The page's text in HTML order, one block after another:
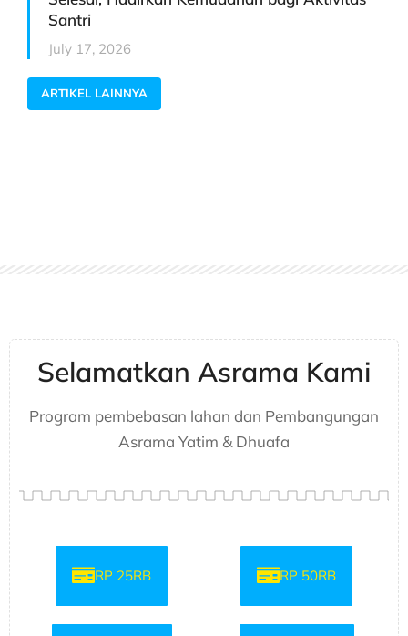
Santri
July 17, 2026
ARTIKEL LAINNYA
Selamatkan Asrama Kami
Program pembebasan lahan dan Pembangungan
Asrama Yatim & Dhuafa
RP 25RB RP 50RB